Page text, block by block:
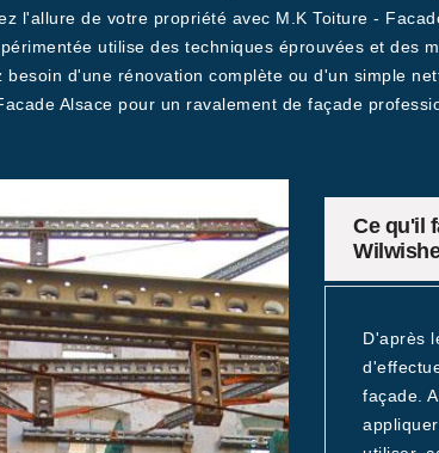
l'allure de votre propriété avec M.K Toiture -
utilise des techniques éprouvées et des
besoin d'une rénovation complète ou d'un simple
Alsace pour un ravalement de façade
Ce qu'il
D'après
façade.